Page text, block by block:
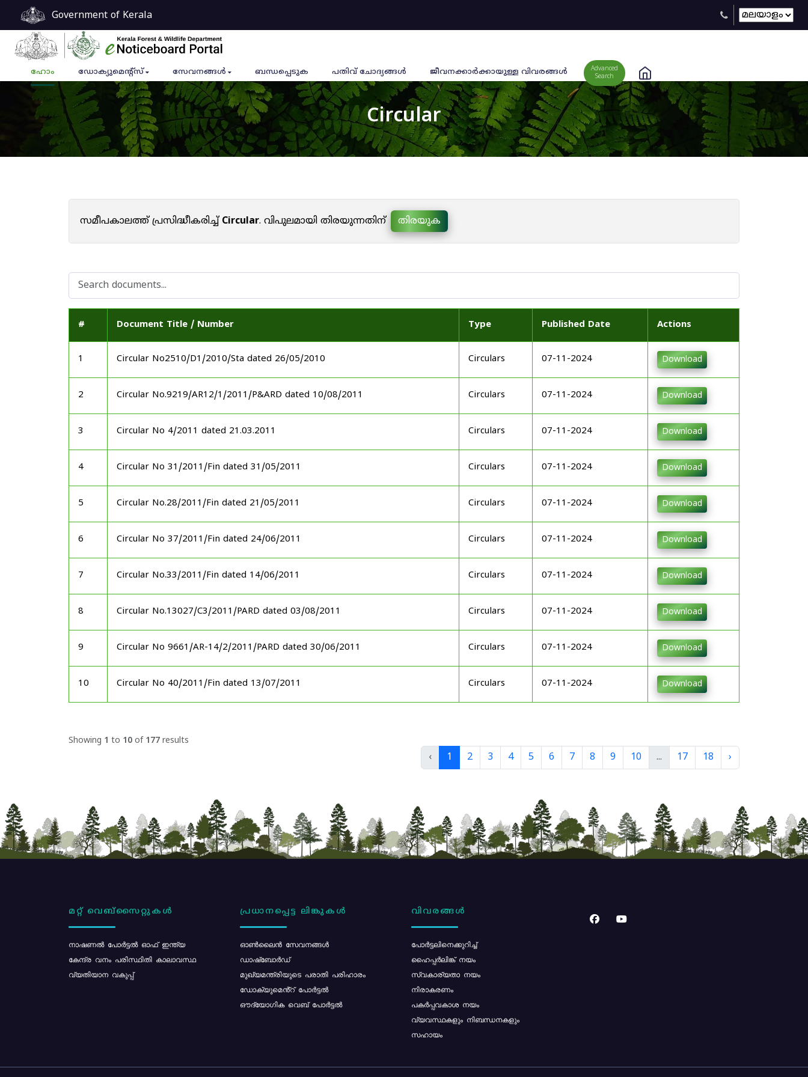
Government of Kerala
ഹോം ഡോക്യുമെൻ്റ്സ് സേവനങ്ങൾ ബന്ധപ്പെടുക പതിവ് ചോദ്യങ്ങൾ ജീവനക്കാര്‍ക്കായുള്ള വിവരങ്ങള്‍
Advanced
Search
Circular
സമീപകാലത്ത് പ്രസിദ്ധീകരിച്ച്Circular. വിപുലമായി തിരയുന്നതിന് തിരയുക
# Document Title / Number Type Published Date Actions
1 Circular No2510/D1/2010/Sta dated 26/05/2010 Circulars 07-11-2024 Download
2 Circular No.9219/AR12/1/2011/P&ARD dated 10/08/2011 Circulars 07-11-2024 Download
3 Circular No 4/2011 dated 21.03.2011 Circulars 07-11-2024 Download
4 Circular No 31/2011/Fin dated 31/05/2011 Circulars 07-11-2024 Download
5 Circular No.28/2011/Fin dated 21/05/2011 Circulars 07-11-2024 Download
6 Circular No 37/2011/Fin dated 24/06/2011 Circulars 07-11-2024 Download
7 Circular No.33/2011/Fin dated 14/06/2011 Circulars 07-11-2024 Download
8 Circular No.13027/C3/2011/PARD dated 03/08/2011 Circulars 07-11-2024 Download
9 Circular No 9661/AR-14/2/2011/PARD dated 30/06/2011 Circulars 07-11-2024 Download
10 Circular No 40/2011/Fin dated 13/07/2011 Circulars 07-11-2024 Download
Showing 1 to 10 of 177 results
‹ 1 2 3 4 5 6 7 8 9 10 ... 17 18 ›
മറ്റ് വെബ്സൈറ്റുകൾ
നാഷണൽ പോർട്ടൽ ഓഫ് ഇന്ത്യ
കേന്ദ്ര വനം പരിസ്ഥിതി കാലാവസ്ഥ
വ്യതിയാന വകുപ്പ്
പ്രധാനപ്പെട്ട ലിങ്കുകൾ
ഓൺലൈൻ സേവനങ്ങൾ
ഡാഷ്ബോർഡ്
മുഖ്യമന്ത്രിയുടെ പരാതി പരിഹാരം
ഡോക്യുമെൻ്റ് പോർട്ടൽ
ഔദ്യോഗിക വെബ് പോർട്ടൽ
വിവരങ്ങൾ
പോര്‍ട്ടലിനെക്കുറിച്ച്
ഹൈപ്പർലിങ്ക് നയം
സ്വകാര്യതാ നയം
നിരാകരണം
പകർപ്പവകാശ നയം
വ്യവസ്ഥകളും നിബന്ധനകളും
സഹായം